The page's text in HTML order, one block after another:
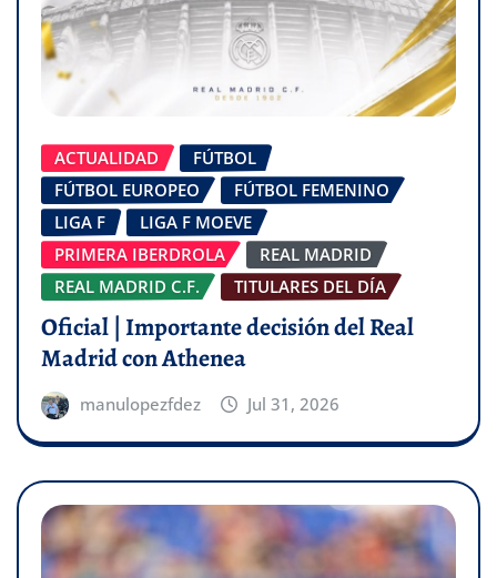
ACTUALIDAD
FÚTBOL
FÚTBOL EUROPEO
FÚTBOL FEMENINO
LIGA F
LIGA F MOEVE
PRIMERA IBERDROLA
REAL MADRID
REAL MADRID C.F.
TITULARES DEL DÍA
Oficial | Importante decisión del Real
Madrid con Athenea
manulopezfdez Jul 31, 2026